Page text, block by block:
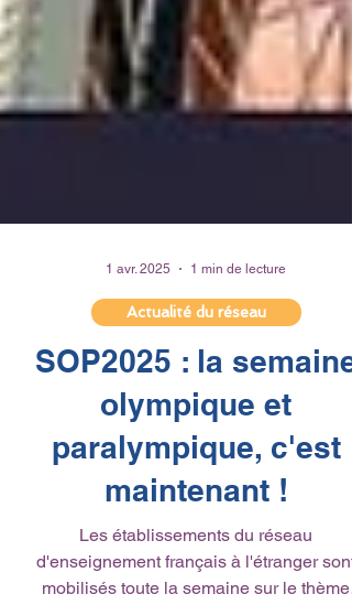
1 avr. 2025 1 min de lecture
Actualité du réseau
SOP2025 : la semaine
olympique et
paralympique, c'est
maintenant !
Les établissements du réseau